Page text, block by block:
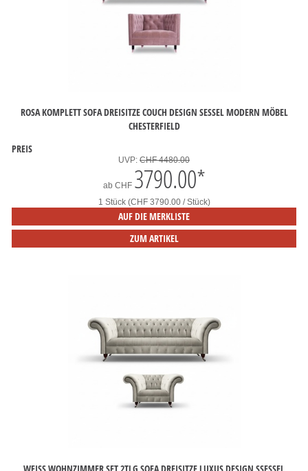
ROSA KOMPLETT SOFA DREISITZE COUCH DESIGN SESSEL MODERN MÖBEL
CHESTERFIELD
PREIS
UVP: CHF 4480.00
ab CHF 3790.00*
1 Stück (CHF 3790.00 / Stück)
AUF DIE MERKLISTE
ZUM ARTIKEL